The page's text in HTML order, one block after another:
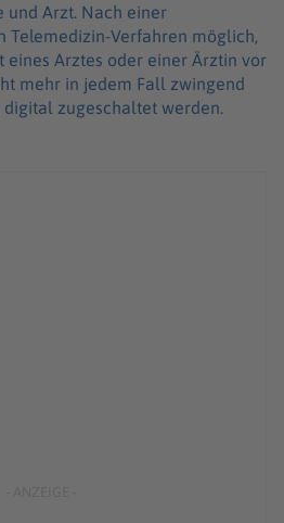
und Arzt. Nach einer
Telemedizin-Verfahren möglich,
eines Arztes oder einer Ärztin vor
mehr in jedem Fall zwingend
zugeschaltet werden.